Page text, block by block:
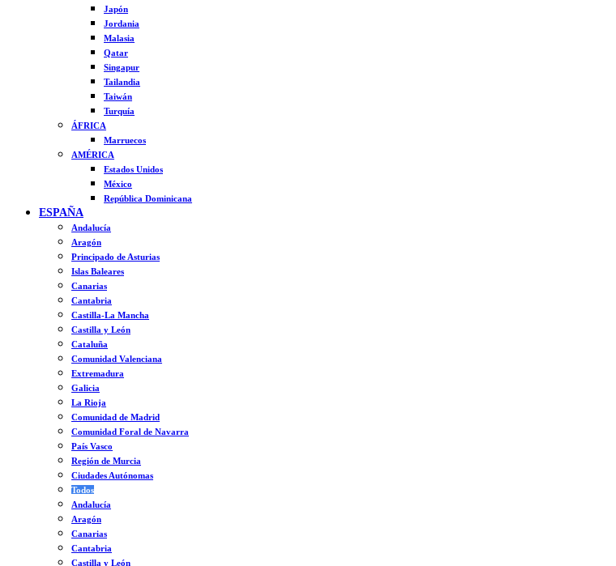
Japón
Jordania
Malasia
Qatar
Singapur
Tailandia
Taiwán
Turquía
ÁFRICA
Marruecos
AMÉRICA
Estados Unidos
México
República Dominicana
ESPAÑA
Andalucía
Aragón
Principado de Asturias
Islas Baleares
Canarias
Cantabria
Castilla-La Mancha
Castilla y León
Cataluña
Comunidad Valenciana
Extremadura
Galicia
La Rioja
Comunidad de Madrid
Comunidad Foral de Navarra
País Vasco
Región de Murcia
Ciudades Autónomas
Todos
Andalucía
Aragón
Canarias
Cantabria
Castilla y León